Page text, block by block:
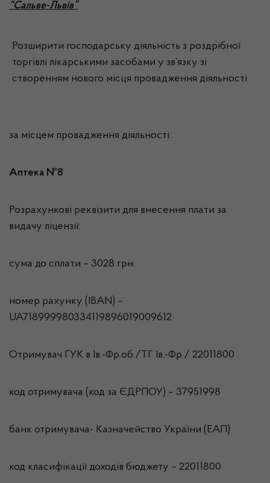
“Сальве-Львів”
Розширити господарську діяльність з роздрібної
торгівлі лікарськими засобами у зв’язку зі
створенням нового місця провадження діяльності
за місцем провадження діяльності:
Аптека №8
Розрахункові реквізити для внесення плати за
видачу ліцензії:
сума до сплати – 3028 грн.
номер рахунку (IBAN) –
UA718999980334119896019009612
Отримувач ГУК в Iв.-Фр.об./ТГ Ів.-Фр./ 22011800
код отримувача (код за ЄДРПОУ) – 37951998
банк отримувача- Казначейство України (ЕАП)
код класифікації доходів бюджету – 22011800